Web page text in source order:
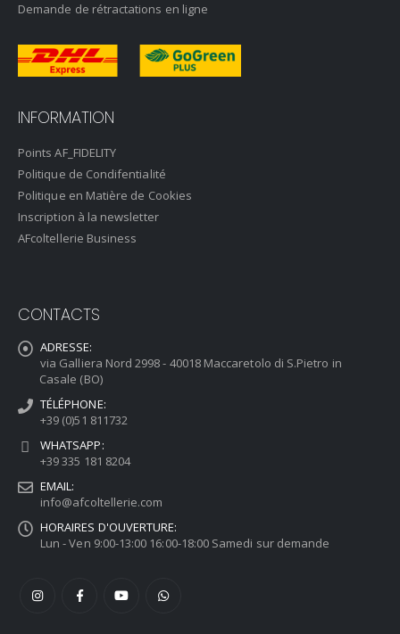
Demande de rétractations en ligne
INFORMATION
Points AF_FIDELITY
Politique de Condifentialité
Politique en Matière de Cookies
Inscription à la newsletter
AFcoltellerie Business
CONTACTS
ADRESSE:
via Galliera Nord 2998 - 40018 Maccaretolo di S.Pietro in
Casale (BO)
TÉLÉPHONE:
+39 (0)51 811732
WHATSAPP:
+39 335 181 8204
EMAIL:
info@afcoltellerie.com
HORAIRES D'OUVERTURE:
Lun - Ven 9:00-13:00 16:00-18:00 Samedi sur demande